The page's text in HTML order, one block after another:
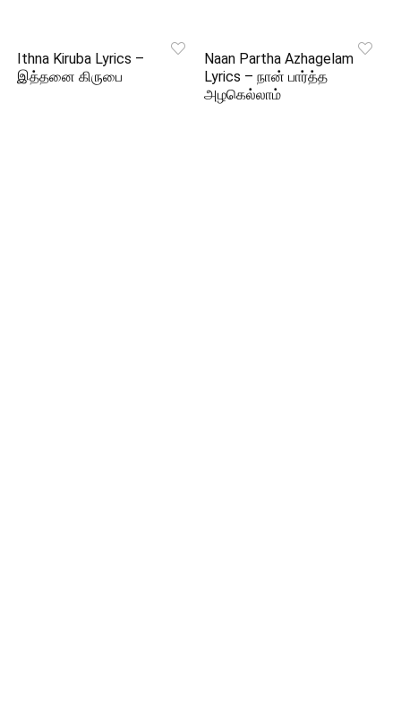
Ithna Kiruba Lyrics –
இத்தனை கிருபை
Naan Partha Azhagelam
Lyrics – நான் பார்த்த
அழகெல்லாம்